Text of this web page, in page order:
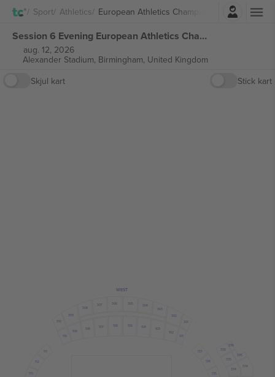
Sport Athletics European Athletics Championship
Logg Inn
Session 6 Evening European Athletics Championships billetter
aug. 12, 2026
Alexander Stadium, Birmingham, United Kingdom
Skjul kart
Stick kart
302
303
304
309
310
110
109
108 107 106 105 104 103
102
137
136
112
111
135
334
335
336
334
WEST